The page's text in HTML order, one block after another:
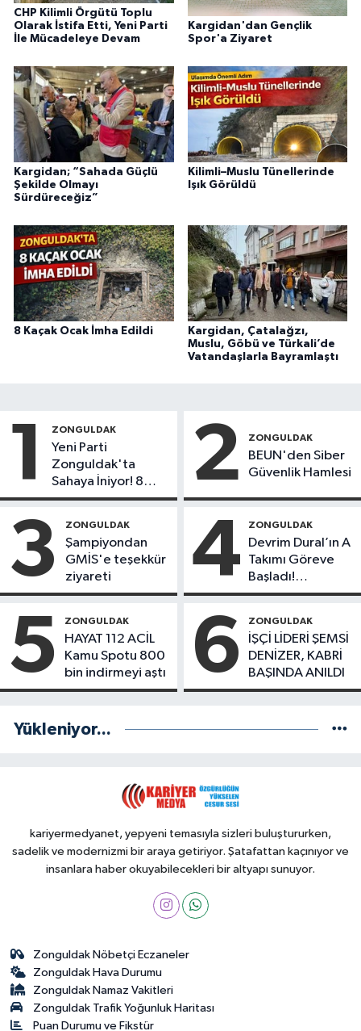
CHP Kilimli Örgütü Toplu
Olarak İstifa Etti, Yeni Parti
İle Mücadeleye Devam
Kargidan'dan Gençlik
Spor'a Ziyaret
Kargidan; “Sahada Güçlü
Şekilde Olmayı
Sürdüreceğiz”
Kilimli–Muslu Tünellerinde
Işık Görüldü
8 Kaçak Ocak İmha Edildi
Kargidan, Çatalağzı,
Muslu, Göbü ve Türkali’de
Vatandaşlarla Bayramlaştı
1 ZONGULDAK
Yeni Parti
Zonguldak'ta
Sahaya İniyor! 8
İlçede Kurucu
Başladı
2 ZONGULDAK
BEUN'den Siber
Güvenlik Hamlesi
3 ZONGULDAK
Şampiyondan
GMİS'e teşekkür
ziyareti
4 ZONGULDAK
Devrim Dural’ın A
Takımı Göreve
Başladı!
Yönetimde
5 ZONGULDAK
HAYAT 112 ACİL
Kamu Spotu 800
bin indirmeyi aştı
6 ZONGULDAK
İŞÇİ LİDERİ ŞEMSİ
DENİZER, KABRİ
BAŞINDA ANILDI
Yükleniyor...
kariyermedyanet, yepyeni temasıyla sizleri buluştururken,
sadelik ve modernizmi bir araya getiriyor. Şatafattan kaçınıyor ve
insanlara haber okuyabilecekleri bir altyapı sunuyor.
Zonguldak Nöbetçi Eczaneler
Zonguldak Hava Durumu
Zonguldak Namaz Vakitleri
Zonguldak Trafik Yoğunluk Haritası
Puan Durumu ve Fikstür